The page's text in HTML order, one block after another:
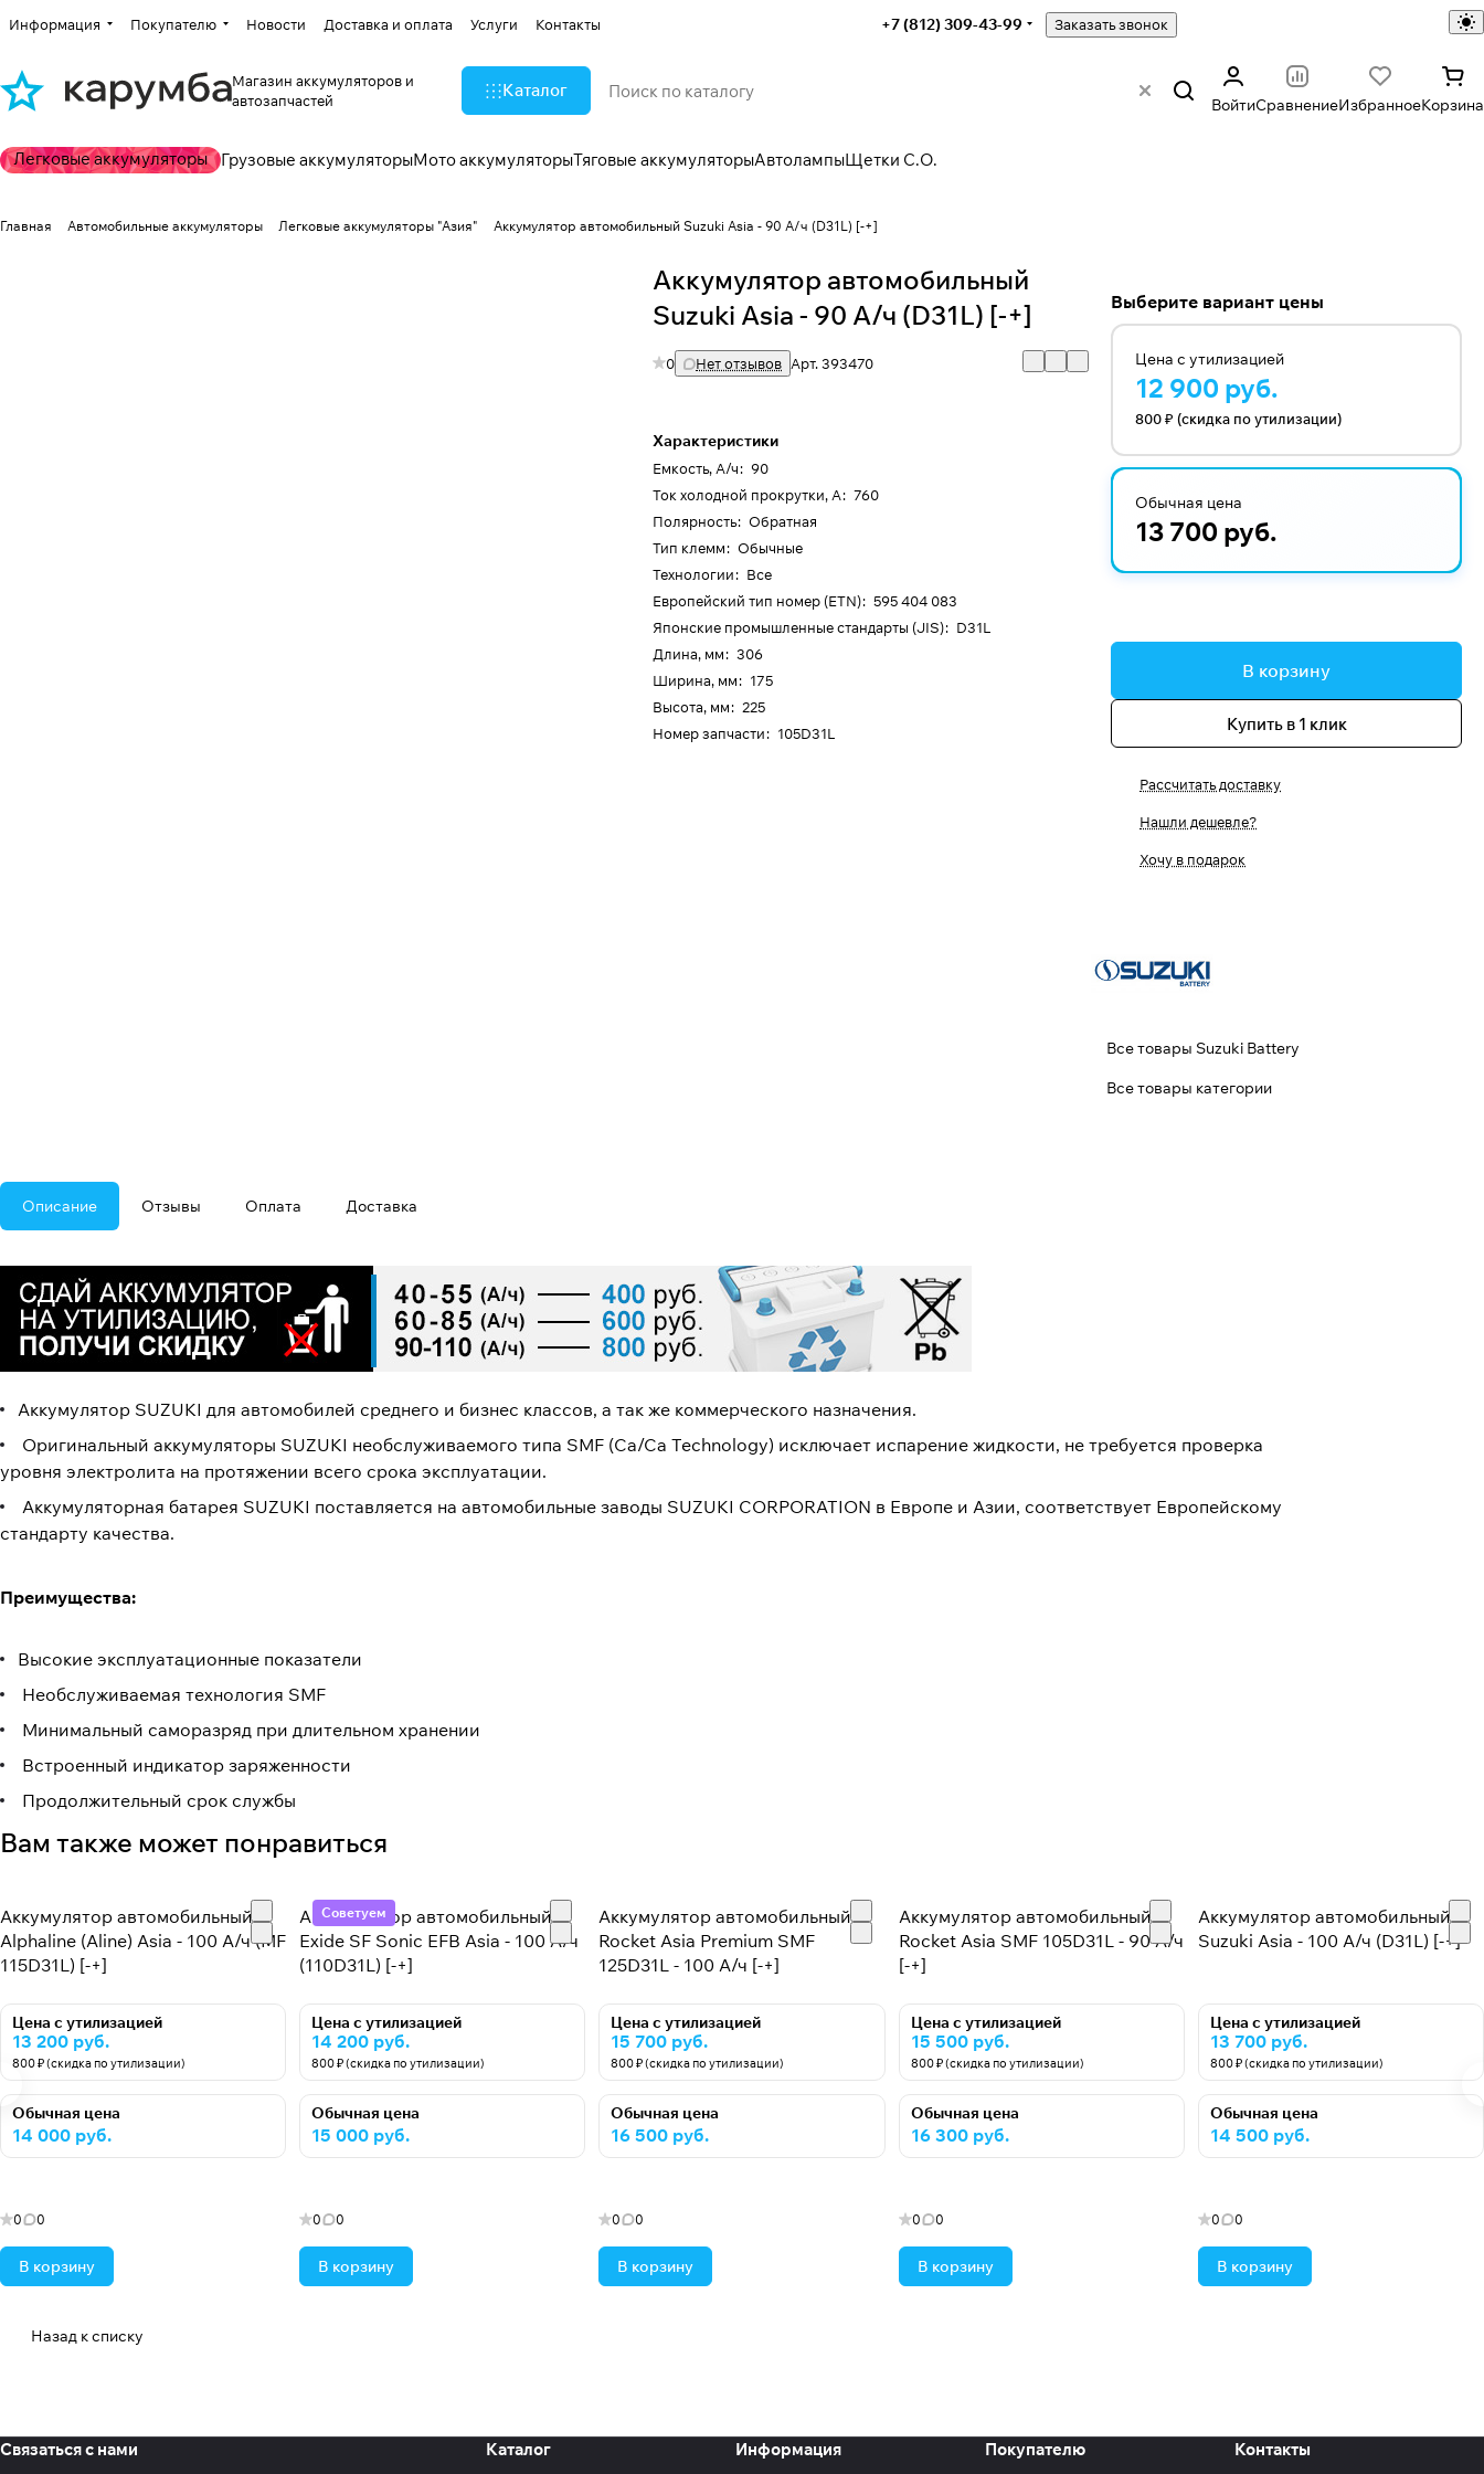
Информация Покупателю Новости Доставка и оплата Услуги Контакты +7 (812) 309-43-99 Заказать звонок
Магазин аккумуляторов и
автозапчастей
Каталог
ВойтиСравнениеИзбранноеКорзина
Легковые аккумуляторы Грузовые аккумуляторыМото аккумуляторыТяговые аккумуляторыАвтолампыЩетки С.О.
Главная Автомобильные аккумуляторы Легковые аккумуляторы "Азия" Аккумулятор автомобильный Suzuki Asia - 90 А/ч (D31L) [-+]
Аккумулятор автомобильный
Suzuki Asia - 90 А/ч (D31L) [-+]
0 Нет отзывов Арт.393470
Характеристики
Емкость, А/ч: 90
Ток холодной прокрутки, А: 760
Полярность: Обратная
Тип клемм: Обычные
Технологии: Все
Европейский тип номер (ETN): 595 404 083
Японские промышленные стандарты (JIS): D31L
Длина, мм: 306
Ширина, мм: 175
Высота, мм: 225
Номер запчасти: 105D31L
Выберите вариант цены
Цена с утилизацией
12 900 руб.
800 ₽ (скидка по утилизации)
Обычная цена
13 700 руб.
В корзину
Купить в 1 клик
Рассчитать доставку
Нашли дешевле?
Хочу в подарок
Все товары Suzuki Battery
Все товары категории
Описание Отзывы Оплата Доставка
Аккумулятор SUZUKI для автомобилей среднего и бизнес классов, а так же коммерческого назначения.
Оригинальный аккумуляторы SUZUKI необслуживаемого типа SMF (Ca/Ca Technology) исключает испарение жидкости, не требуется проверка
уровня электролита на протяжении всего срока эксплуатации.
Аккумуляторная батарея SUZUKI поставляется на автомобильные заводы SUZUKI CORPORATION в Европе и Азии, соответствует Европейскому
стандарту качества.
Преимущества:
Высокие эксплуатационные показатели
Необслуживаемая технология SMF
Минимальный саморазряд при длительном хранении
Встроенный индикатор заряженности
Продолжительный срок службы
Вам также может понравиться
Аккумулятор автомобильный
Alphaline (Aline) Asia - 100 А/ч (MF
115D31L) [-+]
Цена с утилизацией
13 200 руб.
800 ₽ (скидка по утилизации)
Обычная цена
14 000 руб.
0 0
В корзину
Советуем
Аккумулятор автомобильный
Exide SF Sonic EFB Asia - 100 А/ч
(110D31L) [-+]
Цена с утилизацией
14 200 руб.
800 ₽ (скидка по утилизации)
Обычная цена
15 000 руб.
0 0
В корзину
Аккумулятор автомобильный
Rocket Asia Premium SMF
125D31L - 100 А/ч [-+]
Цена с утилизацией
15 700 руб.
800 ₽ (скидка по утилизации)
Обычная цена
16 500 руб.
0 0
В корзину
Аккумулятор автомобильный
Rocket Asia SMF 105D31L - 90 А/ч
[-+]
Цена с утилизацией
15 500 руб.
800 ₽ (скидка по утилизации)
Обычная цена
16 300 руб.
0 0
В корзину
Аккумулятор автомобильный
Suzuki Asia - 100 А/ч (D31L) [-+]
Цена с утилизацией
13 700 руб.
800 ₽ (скидка по утилизации)
Обычная цена
14 500 руб.
0 0
В корзину
Назад к списку
Связаться с нами Каталог Информация Покупателю Контакты